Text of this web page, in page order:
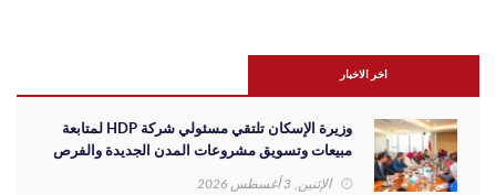
اخر الاخبار
وزيرة الإسكان تلتقي مسئولي شركة HDP لمتابعة
مبيعات وتسويق مشروعات المدن الجديدة والفرص
الإثنين, 3 أغسطس 2026